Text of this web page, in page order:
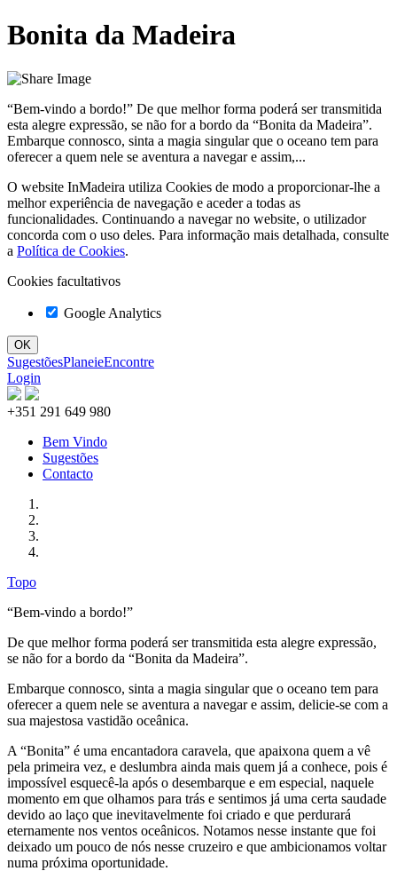
Bonita da Madeira
“Bem-vindo a bordo!” De que melhor forma poderá ser transmitida
esta alegre expressão, se não for a bordo da “Bonita da Madeira”.
Embarque connosco, sinta a magia singular que o oceano tem para
oferecer a quem nele se aventura a navegar e assim,...
O website InMadeira utiliza Cookies de modo a proporcionar-lhe a
melhor experiência de navegação e aceder a todas as
funcionalidades. Continuando a navegar no website, o utilizador
concorda com o uso deles. Para informação mais detalhada, consulte
a Política de Cookies.
Cookies facultativos
Google Analytics
SugestõesPlaneieEncontre
Login
+351 291 649 980
Bem Vindo
Sugestões
Contacto
Topo
“Bem-vindo a bordo!”
De que melhor forma poderá ser transmitida esta alegre expressão,
se não for a bordo da “Bonita da Madeira”.
Embarque connosco, sinta a magia singular que o oceano tem para
oferecer a quem nele se aventura a navegar e assim, delicie-se com a
sua majestosa vastidão oceânica.
A “Bonita” é uma encantadora caravela, que apaixona quem a vê
pela primeira vez, e deslumbra ainda mais quem já a conhece, pois é
impossível esquecê-la após o desembarque e em especial, naquele
momento em que olhamos para trás e sentimos já uma certa saudade
devido ao laço que inevitavelmente foi criado e que perdurará
eternamente nos ventos oceânicos. Notamos nesse instante que foi
deixado um pouco de nós nesse cruzeiro e que ambicionamos voltar
numa próxima oportunidade.